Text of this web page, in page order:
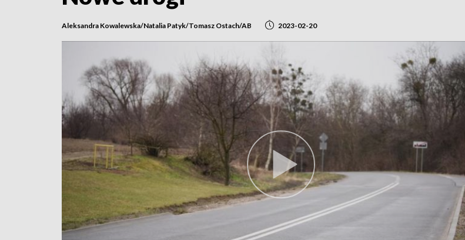
Aleksandra Kowalewska/Natalia Patyk/Tomasz Ostach/AB 2023-02-20